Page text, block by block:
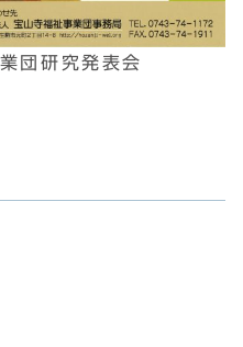
団研究発表会